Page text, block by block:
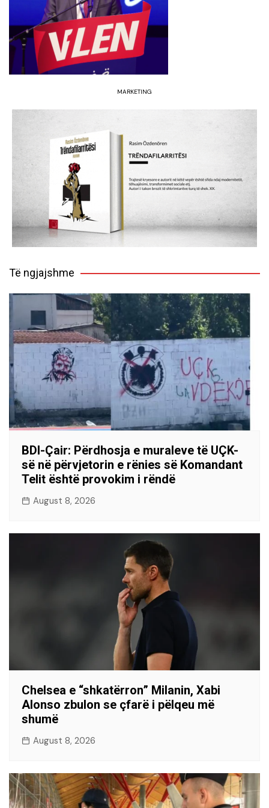
MARKETING
Të ngjajshme
BDI-Çair: Përdhosja e muraleve të UÇK-
së në përvjetorin e rënies së Komandant
Telit është provokim i rëndë
August 8, 2026
Chelsea e “shkatërron” Milanin, Xabi
Alonso zbulon se çfarë i pëlqeu më
shumë
August 8, 2026